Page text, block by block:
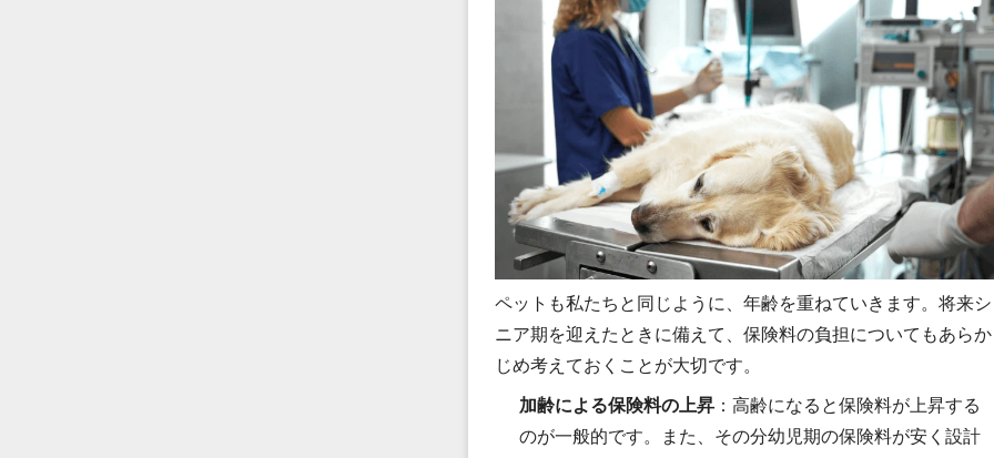
ペットも私たちと同じように、年齢を重ねていきます。将来シ
ニア期を迎えたときに備えて、保険料の負担についてもあらか
じめ考えておくことが大切です。
加齢による保険料の上昇 ：高齢になると保険料が上昇する
のが一般的です。また、その分幼児期の保険料が安く設計